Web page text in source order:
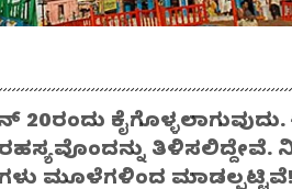
ತಿಳಿಸಲಿದ್ದೇವೆ.
ಮೂಳೆಗಳಿಂದ ಮಾಡಲ್ಪಟ್ಟಿವೆ!